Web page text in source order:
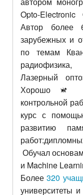
Opto-
Автор более
зарубежных и
по темам
Лазерный
Хорошо
контрольной
курс с
развитию
Обучал
и Machine
Более320
университеты